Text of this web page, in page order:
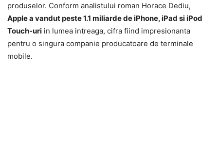
produselor. Conform analistului roman Horace Dediu,
Apple a vandut peste 1.1 miliarde de iPhone, iPad si iPod
Touch-uri in lumea intreaga, cifra fiind impresionanta
pentru o singura companie producatoare de terminale
mobile.